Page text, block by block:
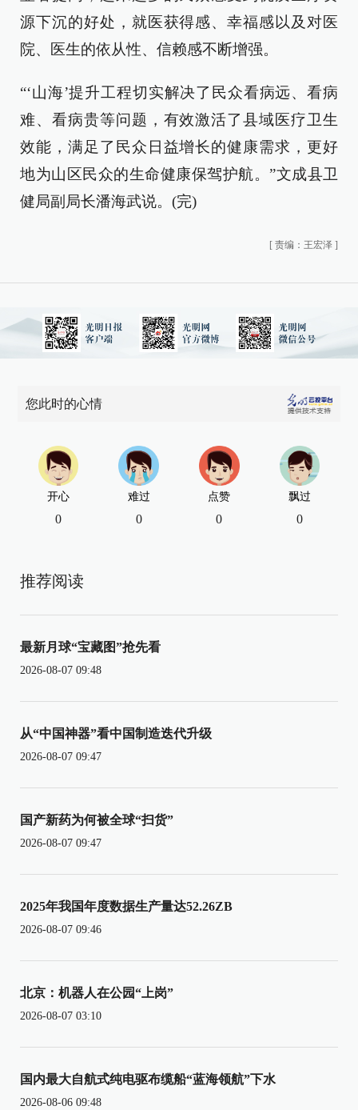
源下沉的好处，就医获得感、幸福感以及对医
院、医生的依从性、信赖感不断增强。
“‘山海’提升工程切实解决了民众看病远、看病
难、看病贵等问题，有效激活了县域医疗卫生
效能，满足了民众日益增长的健康需求，更好
地为山区民众的生命健康保驾护航。”文成县卫
健局副局长潘海武说。(完)
[ 责编：王宏泽 ]
您此时的心情
开心
0
难过
0
点赞
0
飘过
0
推荐阅读
最新月球“宝藏图”抢先看
2026-08-07 09:48
从“中国神器”看中国制造迭代升级
2026-08-07 09:47
国产新药为何被全球“扫货”
2026-08-07 09:47
2025年我国年度数据生产量达52.26ZB
2026-08-07 09:46
北京：机器人在公园“上岗”
2026-08-07 03:10
国内最大自航式纯电驱布缆船“蓝海领航”下水
2026-08-06 09:48